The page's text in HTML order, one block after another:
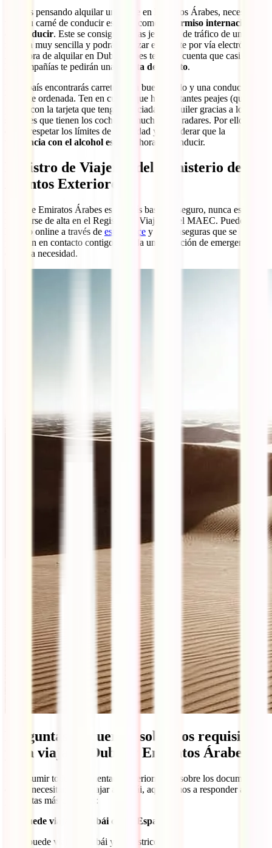
Si estás pensando alquilar un coche en Emiratos Árabes, necesitarás
tanto tu carné de conducir español como el
permiso internacional
de conducir. Este se consigue en las jefaturas de tráfico de una
manera muy sencilla y podrás agilizar el trámite por vía electrónica.
A la hora de alquilar en Dubái, debes tener en cuenta que casi todas
las compañías te pedirán una
tarjeta de crédito.
En el país encontrarás carreteras en buen estado y una conducción
bastante ordenada. Ten en cuenta que hay bastantes peajes (que se
pagan con la tarjeta que tengas asociada al alquiler gracias a los
sensores que tienen los coches) y muchísimos radares. Por ello,
debes respetar los límites de velocidad y considerar que la
tolerancia con el alcohol es 0
a la hora de conducir.
Registro de Viajeros del Ministerio de
Asuntos Exteriores
Aunque Emiratos Árabes es un país bastante seguro, nunca está de
más darse de alta en el Registro de Viajeros del MAEC. Puedes
hacerlo online a través de este enlace y así te aseguras que se
pondrán en contacto contigo si se da una situación de emergencia o
extrema necesidad.
Preguntas frecuentes sobre los requisitos
para viajar a Dubái y Emiratos Árabes
Por resumir todo lo comentado anteriormente sobre los documentos
que se necesitan para viajar a Dubái, aquí vamos a responder a las
preguntas más comunes:
¿Se puede viajar a Dubái desde España?
Sí, se puede viajar a Dubái y sin restricciones.